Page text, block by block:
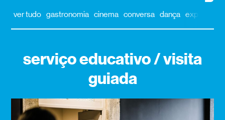
ver tudo gastronomia cinema conversa dança exposição
serviço educativo / visita
guiada